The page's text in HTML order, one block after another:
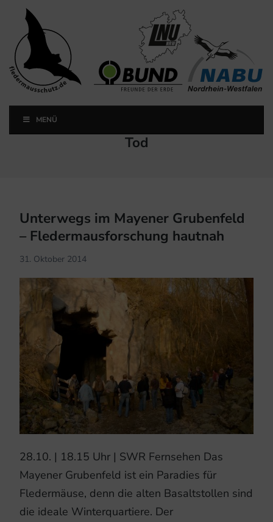
Landesfachausschuss
Fledermausschutz NRW
Landesfachausschuss Fledermausschutz NRW
MENÜ
Schlagwort:
Tod
Unterwegs im Mayener Grubenfeld
– Fledermausforschung hautnah
31. Oktober 2014
28.10. | 18.15 Uhr | SWR Fernsehen Das
Mayener Grubenfeld ist ein Paradies für
Fledermäuse, denn die alten Basaltstollen sind
die ideale Winterquartiere. Der